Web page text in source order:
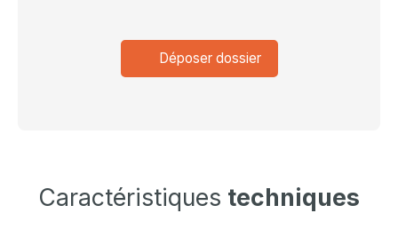
Déposer dossier
Caractéristiques techniques